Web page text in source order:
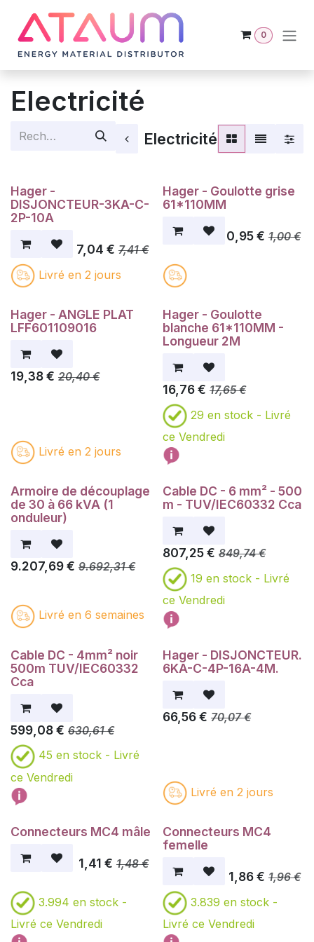
0
Electricité
Electricité
Hager -
DISJONCTEUR-3KA-C-
2P-10A
7,04 € 7,41€
Livré en 2 jours
Hager - Goulotte grise
61*110MM
0,95€ 1,00€
Hager - ANGLE PLAT
LFF601109016
19,38€ 20,40€
Livré en 2 jours
Hager - Goulotte
blanche 61*110MM -
Longueur 2M
16,76€ 17,65€
29 en stock - Livré
ce Vendredi
Armoire de découplage
de 30 à 66 kVA (1
onduleur)
9.207,69€ 9.692,31€
Livré en 6 semaines
Cable DC - 6 mm² - 500
m - TUV/IEC60332 Cca
807,25€ 849,74€
19 en stock - Livré
ce Vendredi
Cable DC - 4mm² noir
500m TUV/IEC60332
Cca
599,08€ 630,61€
45 en stock - Livré
ce Vendredi
Hager - DISJONCTEUR.
6KA-C-4P-16A-4M.
66,56€ 70,07€
Livré en 2 jours
Connecteurs MC4 mâle
1,41 € 1,48€
3.994 en stock -
Livré ce Vendredi
Connecteurs MC4
femelle
1,86€ 1,96€
3.839 en stock -
Livré ce Vendredi